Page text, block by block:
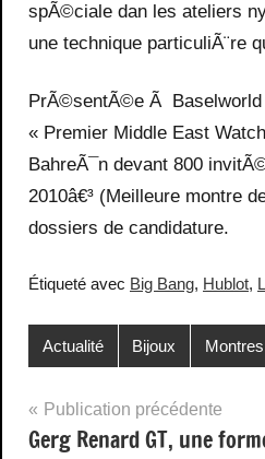
spÃ©ciale dan les ateliers
une technique particuliÃ¨re
PrÃ©sentÃ©e Ã
« Premier Middle East
BahreÃ¯n devant 800
2010â€³ (Meilleure montre
dossiers de candidature.
Étiqueté avec Big Bang, Hublot,
Actualité Bijoux Montres
Navigation
de
Publication précédente
Gerg Renard GT, une